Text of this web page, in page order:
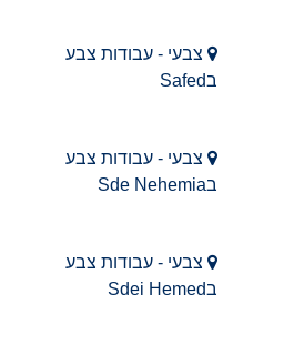
צבעי - עבודות צבע
בSafed
צבעי - עבודות צבע
בSde Nehemia
צבעי - עבודות צבע
בSdei Hemed